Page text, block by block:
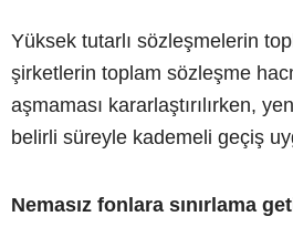
Yüksek tutarlı sözleşmelerin
şirketlerin toplam sözleşme
aşmaması kararlaştırılırken,
belirli süreyle kademeli geçiş
Nemasız fonlara sınırlama